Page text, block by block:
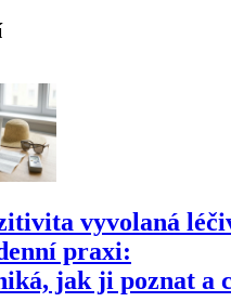
vyvolaná
praxi:
jak ji poznat a